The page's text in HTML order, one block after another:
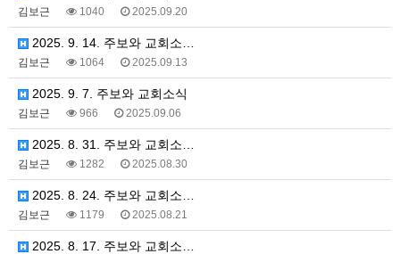
김보근 1040 2025.09.20
2025. 9. 14. 주보와 교회소…
김보근 1064 2025.09.13
2025. 9. 7. 주보와 교회소식
김보근 966 2025.09.06
2025. 8. 31. 주보와 교회소…
김보근 1282 2025.08.30
2025. 8. 24. 주보와 교회소…
김보근 1179 2025.08.21
2025. 8. 17. 주보와 교회소…